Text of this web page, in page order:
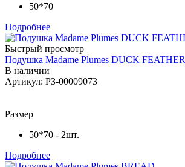
50*70
Подробнее
Быстрый просмотр
Подушка Madame Plumes DUCK FEATHER
В наличии
Артикул: РЗ-00009073
Размер
50*70 - 2шт.
Подробнее